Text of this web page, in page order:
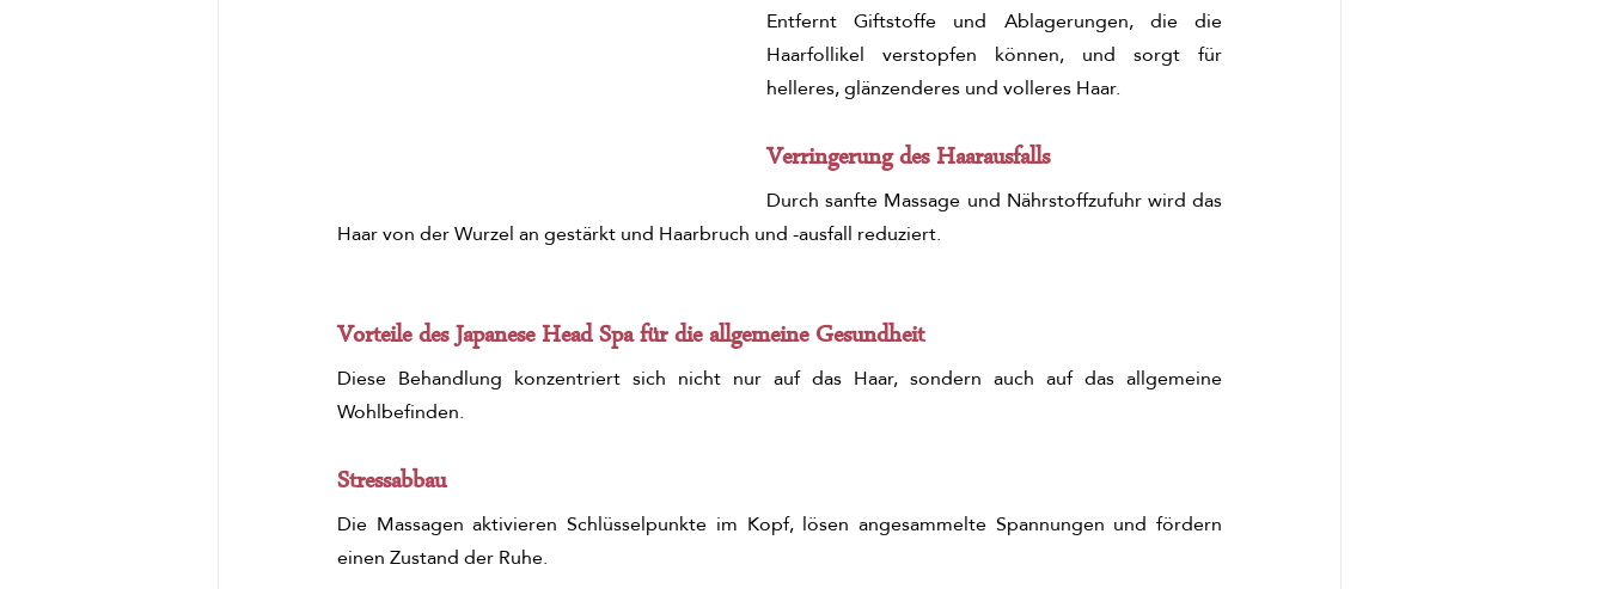
Entfernt Giftstoffe und Ablagerungen, die die
Haarfollikel verstopfen können, und sorgt für
helleres, glänzenderes und volleres Haar.
Verringerung des Haarausfalls
Durch sanfte Massage und Nährstoffzufuhr wird das
Haar von der Wurzel an gestärkt und Haarbruch und -ausfall reduziert.
Vorteile des Japanese Head Spa für die allgemeine Gesundheit
Diese Behandlung konzentriert sich nicht nur auf das Haar, sondern auch auf das allgemeine
Wohlbefinden.
Stressabbau
Die Massagen aktivieren Schlüsselpunkte im Kopf, lösen angesammelte Spannungen und fördern
einen Zustand der Ruhe.